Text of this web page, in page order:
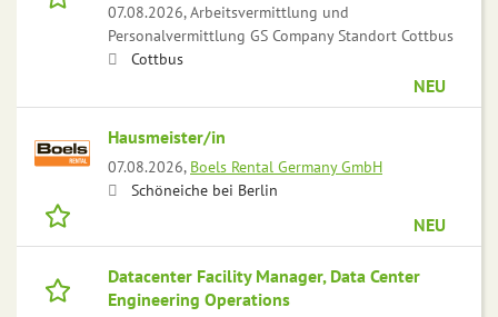
07.08.2026,Arbeitsvermittlung und
Personalvermittlung GS Company Standort Cottbus
Cottbus
NEU
Hausmeister/in
07.08.2026, Boels Rental Germany GmbH
Schöneiche bei Berlin
NEU
Datacenter Facility Manager, Data Center
Engineering Operations